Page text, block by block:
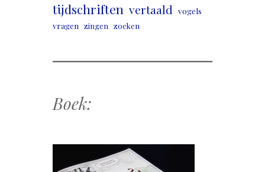
tijdschriften vertaald vogels
vragen zingen zoeken
Boek: